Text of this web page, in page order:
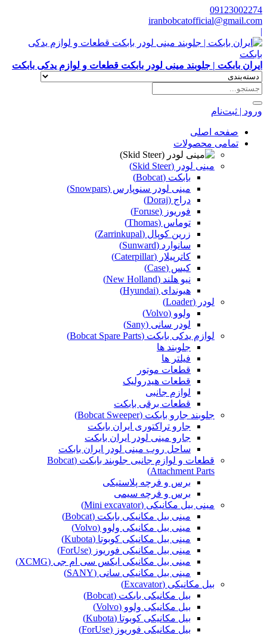
09123002274
iranbobcatofficial@gmail.com
|
ایران بابکت | جلوبند مینی لودر بابکت قطعات و لوازم یدکی بابکت
ورود | ثبت‌نام
صفحه اصلی
تمامی محصولات
مینی لودر (Skid Steer)
بابکت (Bobcat)
مینی لودر سنوپارس (Snowpars)
دراج (Doraj)
فوریوز (Foruse)
توماس (Thomas)
زرین کوپال (Zarrinkupal)
سانوارد (Sunward)
کاترپیلار (Caterpillar)
کیس (Case)
نیو هلند (New Holland)
هیوندای (Hyundai)
لودر (Loader)
ولوو (Volvo)
لودر سانی (Sany)
لوازم یدکی بابکت (Bobcat Spare Parts)
جلوبند ها
فیلتر ها
قطعات موتور
قطعات هیدرولیک
لوازم جانبی
قطعات برقی بابکت
جلوبند جارو بابکت (Bobcat Sweeper)
جارو تراکتوری ایران بابکت
جارو مینی لودر ایران بابکت
ساحل روب مینی لودر ایران بابکت
قطعات و لوازم جانبی جلوبند بابکت (Bobcat
Attachment Parts)
برس و فرچه پلاستیکی
برس و فرچه سیمی
مینی بیل مکانیکی (Mini excavator)
مینی بیل مکانیکی بابکت (Bobcat)
مینی بیل مکانیکی ولوو (Volvo)
مینی بیل مکانیکی کوبوتا (Kubota)
مینی بیل مکانیکی فوریوز (ForUse)
مینی بیل مکانیکی ایکس سی ام جی (XCMG)
مینی بیل مکانیکی سانی (SANY)
بیل مکانیکی (Excavator)
بیل مکانیکی بابکت (Bobcat)
بیل مکانیکی ولوو (Volvo)
بیل مکانیکی کوبوتا (Kubota)
بیل مکانیکی فوریوز (ForUse)